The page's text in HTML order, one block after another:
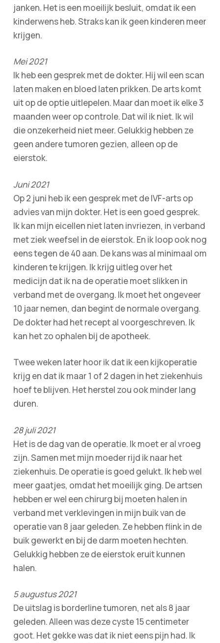
janken. Het is een moeilijk besluit, omdat ik een
kinderwens heb. Straks kan ik geen kinderen meer
krijgen.
Mei 2021
Ik heb een gesprek met de dokter. Hij wil een scan
laten maken en bloed laten prikken. De arts komt
uit op de optie uitlepelen. Maar dan moet ik elke 3
maanden weer op controle. Dat wil ik niet. Ik wil
die onzekerheid niet meer. Gelukkig hebben ze
geen andere tumoren gezien, alleen op de
eierstok.
Juni 2021
Op 2 juni heb ik een gesprek met de IVF-arts op
advies van mijn dokter. Het is een goed gesprek.
Ik kan mijn eicellen niet laten invriezen, in verband
met ziek weefsel in de eierstok. En ik loop ook nog
eens tegen de 40 aan. De kans was al minimaal om
kinderen te krijgen. Ik krijg uitleg over het
medicijn dat ik na de operatie moet slikken in
verband met de overgang. Ik moet het ongeveer
10 jaar nemen, dan begint de normale overgang.
De dokter had het recept al voorgeschreven. Ik
kan het zo ophalen bij de apotheek.
Twee weken later hoor ik dat ik een kijkoperatie
krijg en dat ik maar 1 of 2 dagen in het ziekenhuis
hoef te blijven. Het herstel zou ook minder lang
duren.
28 juli 2021
Het is de dag van de operatie. Ik moet er al vroeg
zijn. Samen met mijn moeder rijd ik naar het
ziekenhuis. De operatie is goed gelukt. Ik heb wel
meer gaatjes, omdat het moeilijk ging. De artsen
hebben er wel een chirurg bij moeten halen in
verband met verklevingen in mijn buik van de
operatie van 8 jaar geleden. Ze hebben flink in de
buik gewerkt en bij de darm moeten hechten.
Gelukkig hebben ze de eierstok eruit kunnen
halen.
5 augustus 2021
De uitslag is borderline tumoren, net als 8 jaar
geleden. Alleen was deze cyste 15 centimeter
goot. Het gekke was dat ik niet eens pijn had. Ik